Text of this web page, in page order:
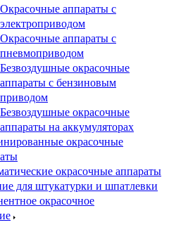
Окрасочные аппараты с
электроприводом
Окрасочные аппараты с
пневмоприводом
Безвоздушные окрасочные
аппараты с бензиновым
приводом
Безвоздушные окрасочные
аппараты на аккумуляторах
окрасочные
окрасочные аппараты
для штукатурки и шпатлевки
окрасочное